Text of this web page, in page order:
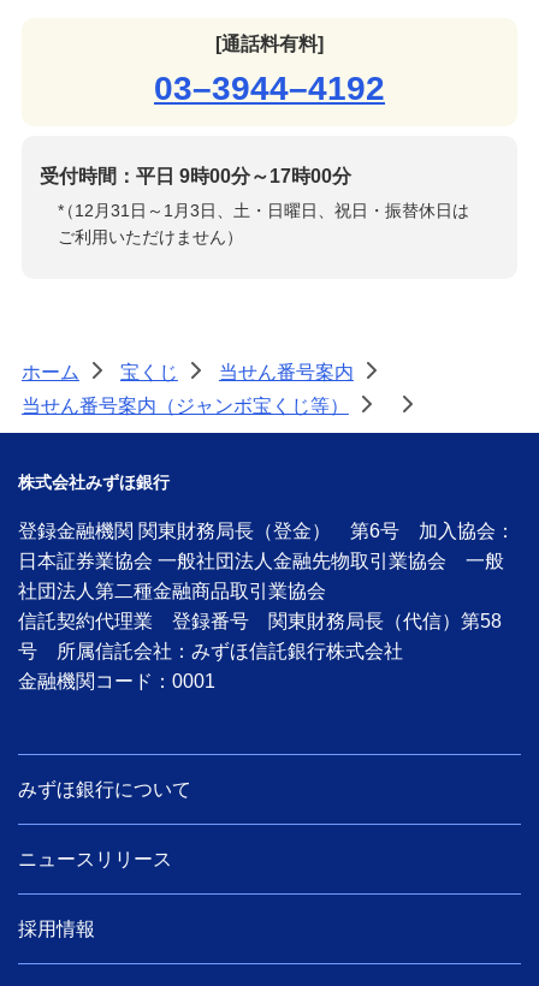
[通話料有料]
03–3944–4192
受付時間：平日 9時00分～17時00分
*
（12月31日～1月3日、土・日曜日、祝日・振替休日は
ご利用いただけません）
ホーム > 宝くじ > 当せん番号案内
>
当せん番号案内（ジャンボ宝くじ等）
> >
株式会社みずほ銀行
登録金融機関 関東財務局長（登金） 第6号 加入協会：
日本証券業協会 一般社団法人金融先物取引業協会 一般
社団法人第二種金融商品取引業協会
信託契約代理業 登録番号 関東財務局長（代信）第58
号 所属信託会社：みずほ信託銀行株式会社
金融機関コード：0001
みずほ銀行について
ニュースリリース
採用情報